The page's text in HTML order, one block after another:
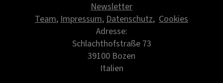
Newsletter
Team,Impressum,Datenschutz, Cookies
Adresse:
Schlachthofstraße 73
39100 Bozen
Italien